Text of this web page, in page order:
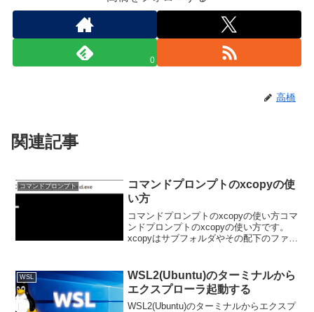
0
高橋
関連記事
コマンドプロンプト
コマンドプロンプトのxcopyの使
い方
コマンドプロンプトのxcopyの使い方コマ
ンドプロンプトのxcopyの使い方です。
xcopyはサブフォルダやその配下のファイ
コピー先「/S /E」オプションを付...
WSL
WSL2(Ubuntu)のターミナルから
エクスプローラ起動する
WSL2(Ubuntu)のターミナルからエクスプ